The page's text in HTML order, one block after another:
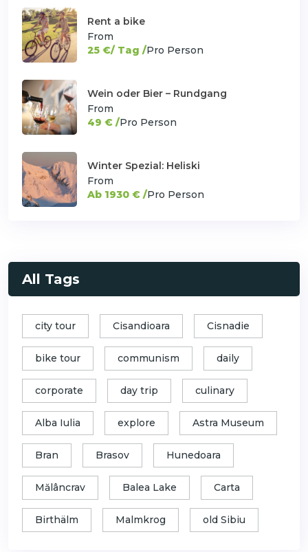
Rent a bike
From
25 €/ Tag /Pro Person
Wein oder Bier – Rundgang
From
49 € /Pro Person
Winter Spezial: Heliski
From
Ab 1930 € /Pro Person
All Tags
city tour Cisandioara Cisnadie
bike tour communism daily
corporate day trip culinary
Alba Iulia explore Astra Museum
Bran Brasov Hunedoara
Mălâncrav Balea Lake Carta
Birthälm Malmkrog old Sibiu